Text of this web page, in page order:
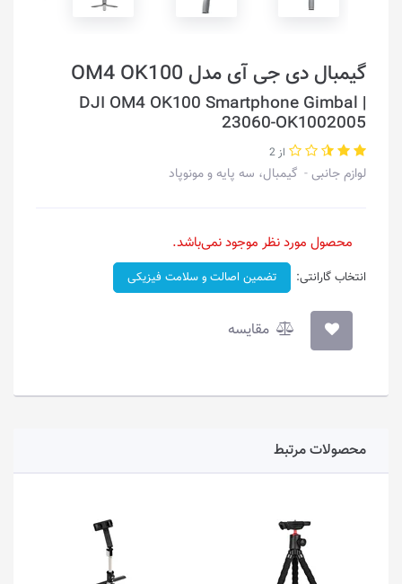
گیمبال دی جی آی مدل OM4 OK100
DJI OM4 OK100 Smartphone Gimbal |
23060-OK1002005
از 2
لوازم جانبی گیمبال، سه پایه و مونوپاد
محصول مورد نظر موجود نمی‌باشد.
انتخاب گارانتی: تضمین اصالت و سلامت فیزیکی
مقایسه
محصولات مرتبط